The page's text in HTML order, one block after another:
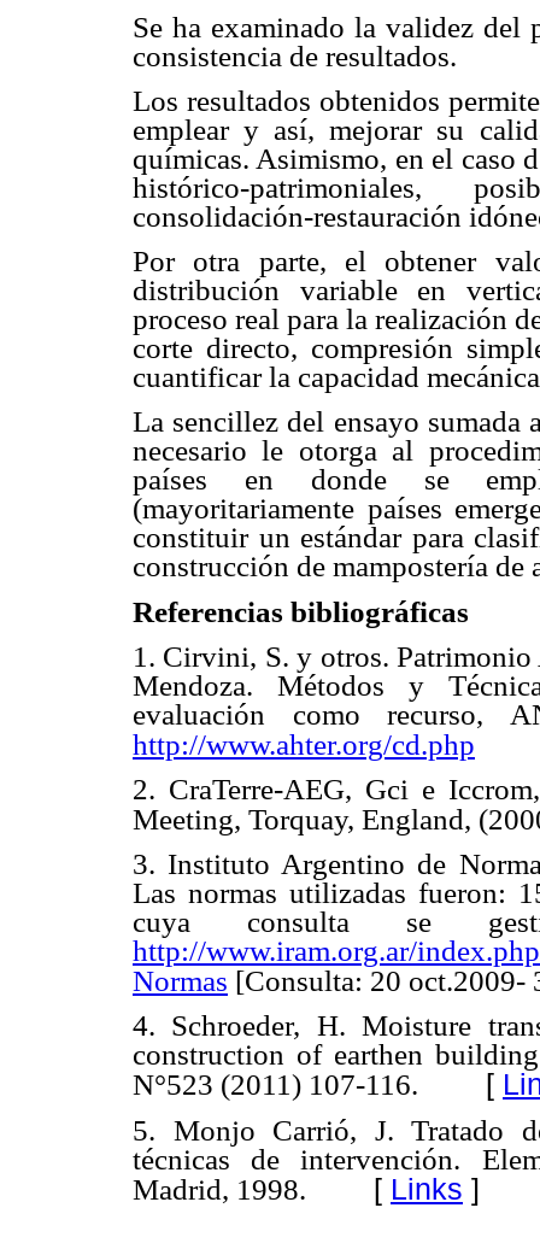
Se ha examinado la validez del
consistencia de resultados.
Los resultados obtenidos
emplear y así, mejorar su
químicas. Asimismo, en el caso
histórico-patrimoniales,
consolidación-restauración
Por otra parte, el obtener
distribución variable en
proceso real para la realización
corte directo, compresión
cuantificar la capacidad
La sencillez del ensayo
necesario le otorga al
países en donde se
(mayoritariamente países
constituir un estándar para
construcción de mampostería de
Referencias bibliográficas
1. Cirvini, S. y otros.
Mendoza. Métodos y
evaluación como recurso,
http://www.ahter.org/cd.php
2. CraTerre-AEG, Gci e
Meeting, Torquay, England,
3. Instituto Argentino de
Las normas utilizadas fueron:
cuya consulta se
http://www.iram.org.ar/
Normas [Consulta: 20 oct.2009-
4. Schroeder, H. Moisture
construction of earthen
N°523 (2011) 107-116. [
5. Monjo Carrió, J. Tratado
técnicas de intervención.
Madrid, 1998. [ Links ]